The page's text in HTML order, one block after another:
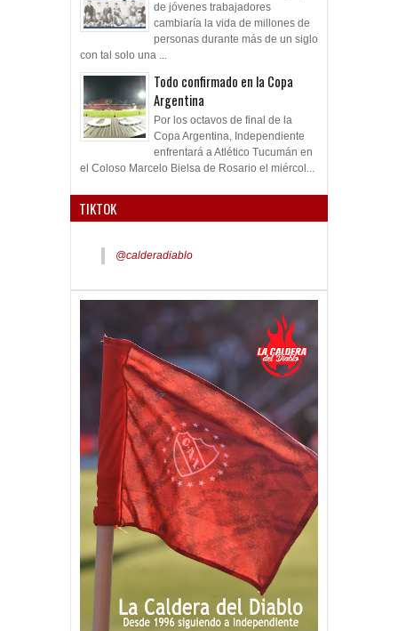
de jóvenes trabajadores
cambiaría la vida de millones de
personas durante más de un siglo
con tal solo una ...
Todo confirmado en la Copa
Argentina
Por los octavos de final de la
Copa Argentina, Independiente
enfrentará a Atlético Tucumán en
el Coloso Marcelo Bielsa de Rosario el miércol...
TIKTOK
@calderadiablo